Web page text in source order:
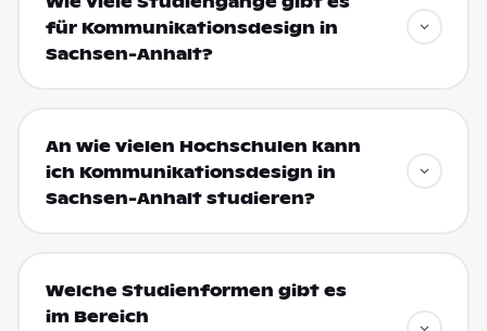
für Kommunikationsdesign in
Sachsen-Anhalt?
An wie vielen Hochschulen kann
ich Kommunikationsdesign in
Sachsen-Anhalt studieren?
Welche Studienformen gibt es
im Bereich